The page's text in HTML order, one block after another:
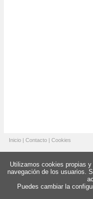
Utilizamos cookies propias
navegación de los usuarios.
Puedes cambiar la
Inicio | Contacto | Cookies